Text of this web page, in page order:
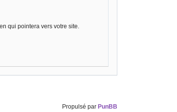
qui pointera vers votre site.
Propulsé par PunBB